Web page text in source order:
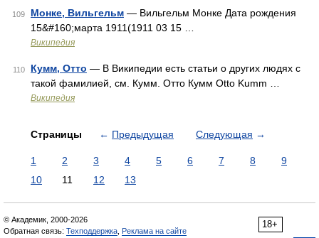
109 Монке, Вильгельм — Вильгельм Монке Дата рождения
15&#160;марта 1911(1911 03 15 …
Википедия
110 Кумм, Отто — В Википедии есть статьи о других людях с
такой фамилией, см. Кумм. Отто Кумм Otto Kumm …
Википедия
Страницы ← Предыдущая Следующая →
1 2 3 4 5 6 7 8
9
10
11 12 13
18+
© Академик, 2000-2026
Обратная связь: Техподдержка Реклама на сайте